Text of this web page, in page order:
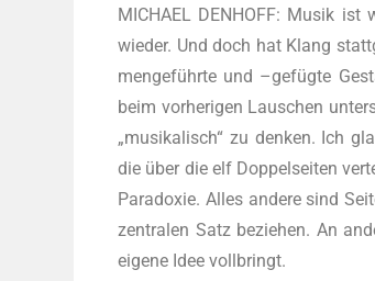
MICHAEL DENHOFF: Musik
wie­der. Und doch hat Klang
men­ge­führ­te und –gefüg­te
beim vor­he­ri­gen Lau­schen
„musi­ka­lisch“ zu den­ken. Ich
die über die elf Dop­pel­sei­ten
Para­do­xie. Alles ande­re sind
zen­tra­len Satz bezie­hen. An
eige­ne Idee vollbringt.